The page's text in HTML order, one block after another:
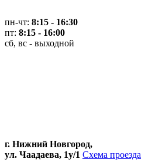
пн-чт: 8:15 - 16:30
пт: 8:15 - 16:00
сб, вс - выходной
г. Нижний Новгород,
ул. Чаадаева, 1у/1 Схема проезда